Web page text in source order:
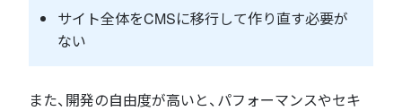
サイト全体をCMSに移行して作り直す必要が
ない
また、開発の自由度が高いと、パフォーマンスやセキ